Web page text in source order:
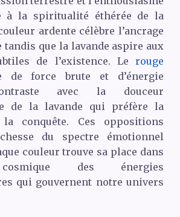
à la spiritualité éthérée de la
ardente célèbre l’ancrage
tandis que la lavande aspire aux
de l’existence. Lerouge
de force brute et d’énergie
avec la douceur
de la lavande qui préfère la
conquête. Ces oppositions
du spectre émotionnel
couleur trouve sa place dans
des énergies
qui gouvernent notre univers